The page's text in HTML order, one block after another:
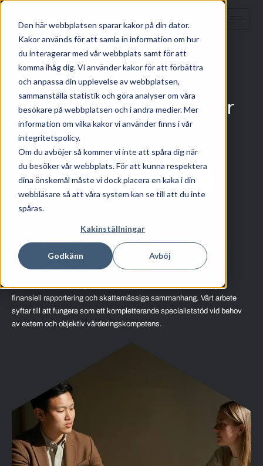
Den här webbplatsen sparar kakor på din dator.
Kakor används för att samla in information om hur
du interagerar med vår webbplats samt för att
komma ihåg dig. Vi använder kakor för att förbättra
och anpassa din upplevelse av webbplatsen,
sammanställa statistik och göra analyser om våra
besökare på webbplatsen och i andra medier. Mer
information om vilka kakor vi använder finns i vår
integritetspolicy.
Om du avböjer så kommer vi inte att spåra dig när
du besöker vår webbplats. För att kunna respektera
dina önskemål måste vi dock placera en kaka i din
webbläsare så att våra system kan se till att du inte
spåras.
Kakinställningar
Godkänn Avböj
Hem/ Våra tjänster / Oberoende Värderingar
Oberoende värderingar
Oberoende – Marknadsmässig – Professionell
Läs mer om hur det fungerar
Oberoende värdering av onoterade bolag
På Kaptena är vi specialister på värdering av onoterade bolag. Vi
genomför löpande värderingar och oberoende bedömningar som
finansiell rapportering och skattemässiga sammanhang. Vårt arbete
syftar till att fungera som ett kompletterande specialiststöd vid behov
av extern och objektiv värderingskompetens.